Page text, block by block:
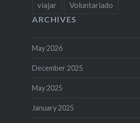
viajar Voluntariado
ARCHIVES
May 2026
December 2025
May 2025
January 2025